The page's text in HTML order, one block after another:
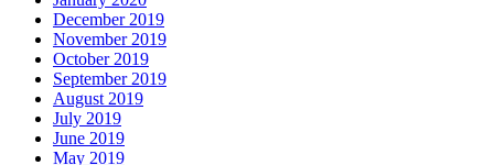
December 2019
November 2019
October 2019
September 2019
August 2019
July 2019
June 2019
May 2019